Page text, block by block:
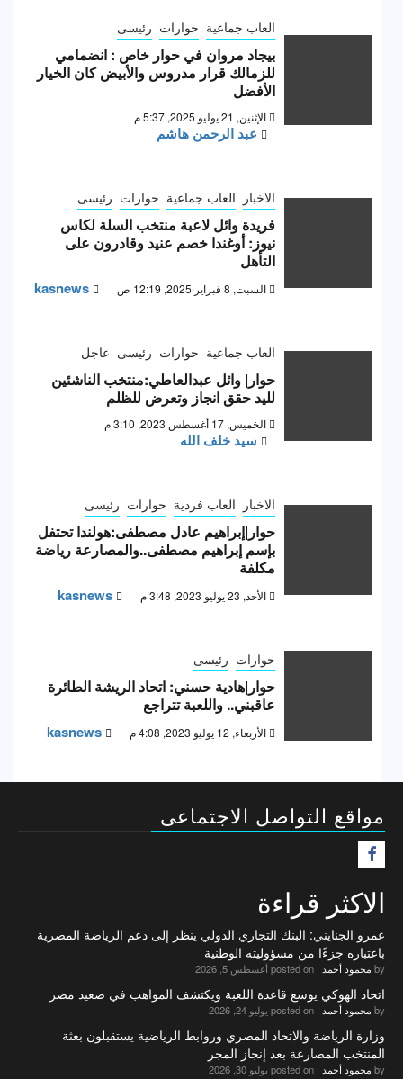
العاب جماعية حوارات رئيسى
بيجاد مروان في حوار خاص : انضمامي
للزمالك قرار مدروس والأبيض كان الخيار
الأفضل
الإثنين, 21 يوليو 2025, 5:37 م
عبد الرحمن هاشم
الاخبار العاب جماعية حوارات رئيسى
فريدة وائل لاعبة منتخب السلة لكاس
نيوز: أوغندا خصم عنيد وقادرون على
التأهل
السبت, 8 فبراير 2025, 12:19 ص kasnews
العاب جماعية حوارات رئيسى عاجل
حوار| وائل عبدالعاطي:منتخب الناشئين
لليد حقق انجاز وتعرض للظلم
الخميس, 17 أغسطس 2023, 3:10 م
سيد خلف الله
الاخبار العاب فردية حوارات رئيسى
حوار|إبراهيم عادل مصطفى:هولندا تحتفل
بإسم إبراهيم مصطفى..والمصارعة رياضة
مكلفة
الأحد, 23 يوليو 2023, 3:48 م kasnews
حوارات رئيسى
حوار|هادية حسني: اتحاد الريشة الطائرة
عاقبني.. واللعبة تتراجع
الأربعاء, 12 يوليو 2023, 4:08 م kasnews
مواقع التواصل الاجتماعى
الاكثر قراءة
عمرو الجنايني: البنك التجاري الدولي ينظر إلى دعم الرياضة المصرية
باعتباره جزءًا من مسؤوليته الوطنية
by محمود أحمد | posted on أغسطس 5, 2026
اتحاد الهوكي يوسع قاعدة اللعبة ويكتشف المواهب في صعيد مصر
by محمود أحمد | posted on يوليو 24, 2026
وزارة الرياضة والاتحاد المصري وروابط الرياضية يستقبلون بعثة
المنتخب المصارعة بعد إنجاز المجر
by محمود أحمد | posted on يوليو 30, 2026